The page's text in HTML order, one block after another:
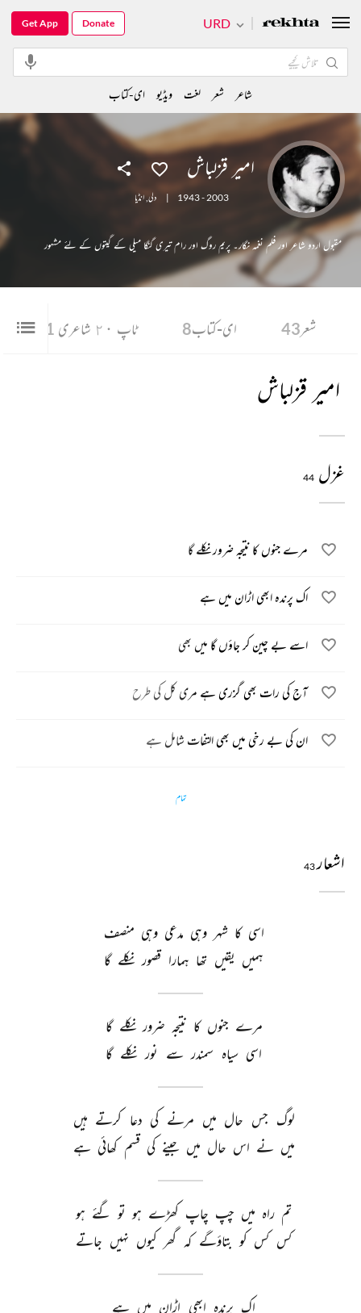
امیر قزلباش
1943 - 2003
| دلی,انڈیا
مقبول اردو شاعر اور فلم نغمہ نگار۔ پریم روگ اور رام تیری گنگا میلی کے گیتوں کے لئے مشہور
شعر43 ای-کتاب8 ٹاپ ٢٠ شاعری 21
امیر قزلباش
غزل 44
مرے جنوں کا نتیجہ ضرور نکلے گا
اک پرندہ ابھی اڑان میں ہے
اسے بے چین کر جاؤں گا میں بھی
آج کی رات بھی گزری ہے مری کل کی طرح
ان کی بے رخی میں بھی التفات شامل ہے
تمام
اشعار43
اسی کا شہر وہی مدعی وہی منصف
ہمیں یقیں تھا ہمارا قصور نکلے گا
مرے جنوں کا نتیجہ ضرور نکلے گا
اسی سیاہ سمندر سے نور نکلے گا
لوگ جس حال میں مرنے کی دعا کرتے ہیں
میں نے اس حال میں جینے کی قسم کھائی ہے
تم راہ میں چپ چاپ کھڑے ہو تو گئے ہو
کس کس کو بتاؤگے کہ گھر کیوں نہیں جاتے
اک پرندہ ابھی اڑان میں ہے
URD
Get App Donate
شاعر شعر لغت ویڈیو ای-کتاب